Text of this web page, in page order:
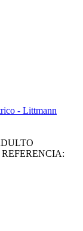
- Littmann